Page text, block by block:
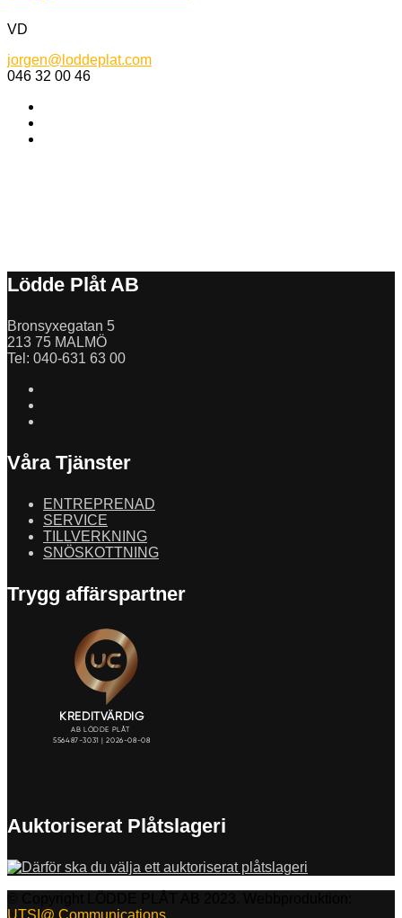
VD
jorgen@loddeplat.com
046 32 00 46
Lödde Plåt AB
Bronsyxegatan 5
213 75 MALMÖ
Tel: 040-631 63 00
Våra Tjänster
ENTREPRENAD
SERVICE
TILLVERKNING
SNÖSKOTTNING
Trygg affärspartner
Auktoriserat Plåtslageri
UTSI@ Communications